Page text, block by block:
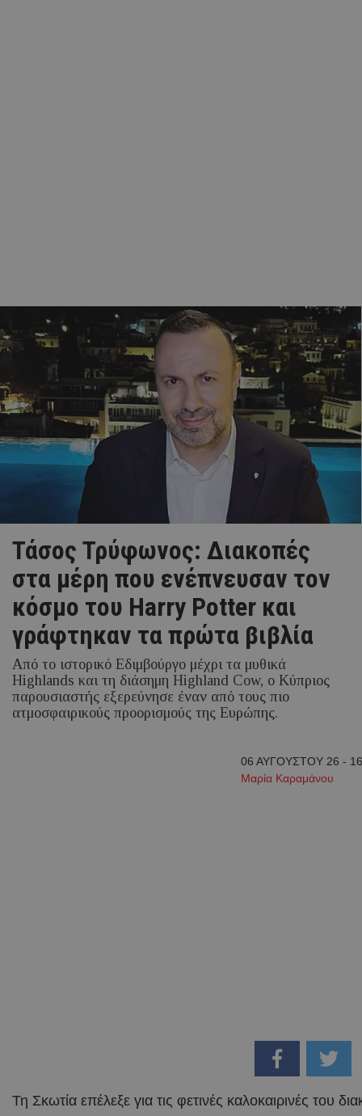
Τάσος Τρύφωνος: Διακοπές
στα μέρη που ενέπνευσαν τον
κόσμο του Harry Potter και
γράφτηκαν τα πρώτα βιβλία
Από το ιστορικό Εδιμβούργο μέχρι τα μυθικά
Highlands και τη διάσημη Highland Cow, ο Κύπριος
παρουσιαστής εξερεύνησε έναν από τους πιο
ατμοσφαιρικούς προορισμούς της Ευρώπης.
06 ΑΥΓΟΥΣΤΟΥ 26 -
Μαρία Καραμάνου
Τη Σκωτία επέλεξε για τις φετινές καλοκαιρινές του